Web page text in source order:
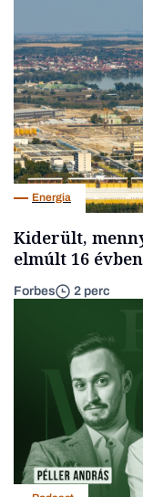
Energia
Kiderült,
elmúlt 16
Forbes 2 perc